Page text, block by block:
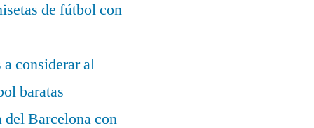
de fútbol con
considerar al
baratas
Barcelona con